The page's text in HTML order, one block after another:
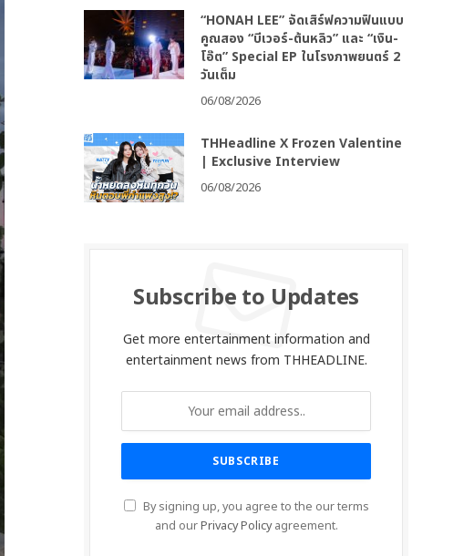
“HONAH LEE” จัดเสิร์ฟความฟินแบบ
คูณสอง “บีเวอร์-ต้นหลิว” และ “เงิน-
โอ๊ต” Special EP ในโรงภาพยนตร์ 2
วันเต็ม
06/08/2026
THHeadline X Frozen Valentine
| Exclusive Interview
06/08/2026
Subscribe to Updates
Get more entertainment information and
entertainment news from THHEADLINE.
By signing up, you agree to the our terms
and ourPrivacy Policyagreement.